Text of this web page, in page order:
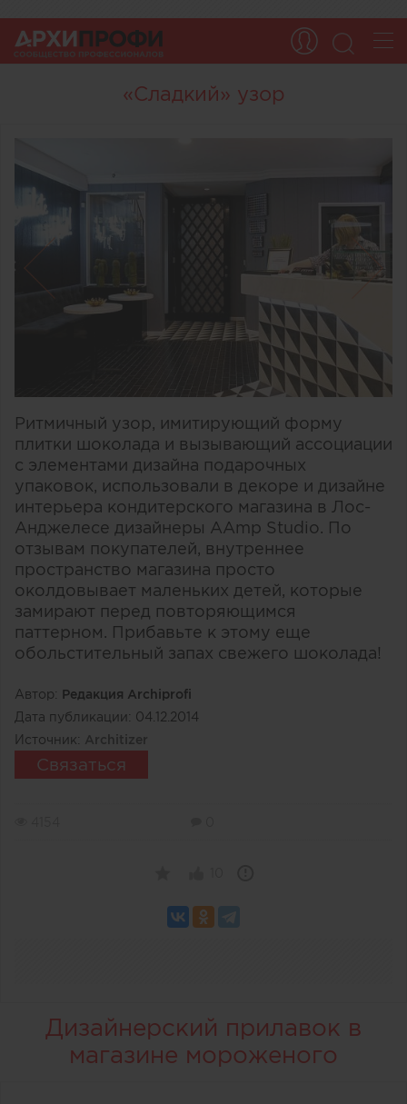
«Сладкий» узор
Ритмичный узор, имитирующий форму
плитки шоколада и вызывающий ассоциации
с элементами дизайна подарочных
упаковок, использовали в декоре и дизайне
интерьера кондитерского магазина в Лос-
Анджелесе дизайнеры AAmp Studio. По
отзывам покупателей, внутреннее
пространство магазина просто
околдовывает маленьких детей, которые
замирают перед повторяющимся
паттерном. Прибавьте к этому еще
обольстительный запах свежего шоколада!
Автор: Редакция Archiprofi
Дата публикации: 04.12.2014
Источник: Architizer
Связаться
Дизайнерский прилавок в
магазине мороженого